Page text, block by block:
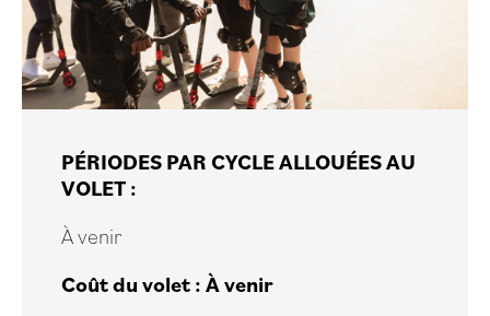
PÉRIODES PAR CYCLE ALLOUÉES AU
VOLET :
À venir
Coût du volet : À venir